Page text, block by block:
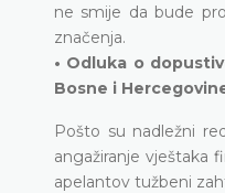
ne smije da bude
značenja.
• Odluka o
Bosne i
Pošto su nadležni
angažiranje vještaka
apelantov tužbeni